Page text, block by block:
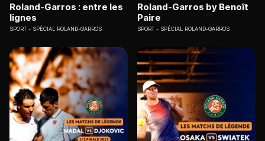
Roland-Garros : entre les
lignes
SPORT SPÉCIAL ROLAND-GARROS
Roland-Garros by Benoît
Paire
SPORT SPÉCIAL ROLAND-GARROS